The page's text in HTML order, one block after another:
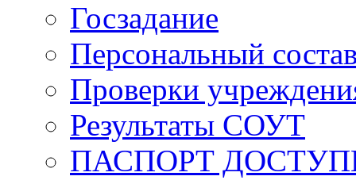
Госзадание
Персональный
Проверки
Результаты СОУТ
ПАСПОРТ